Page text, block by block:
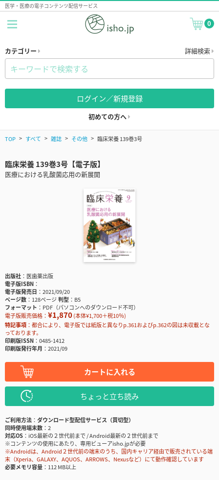
医学・医療の電子コンテンツ配信サービス
0
カテゴリー 詳細検索
ログイン／新規登録
初めての方へ
TOP すべて 雑誌 その他 臨床栄養 139巻3号
臨床栄養 139巻3号【電子版】
医療における乳酸菌応用の新展開
出版社
医歯薬出版
電子版ISBN
電子版発売日
2021/09/20
ページ数
128ページ判型
B5
フォーマット
PDF（パソコンへのダウンロード不可）
電子版販売価格： ¥1,870(本体¥1,700＋税10％)
特記事項
都合により、電子版では紙版と異なりp.361およびp.362の図は未収載とな
っております。
印刷版ISSN
0485-1412
印刷版発行年月
2021/09
カートに入れる
ちょっと立ち読み
ご利用方法
ダウンロード型配信サービス（買切型）
同時使用端末数
2
対応OS
iOS最新の２世代前まで / Android最新の２世代前まで
※コンテンツの使用にあたり、専用ビューアisho.jpが必要
※Androidは、Android２世代前の端末のうち、国内キャリア経由で販売されている端
末（Xperia、GALAXY、AQUOS、ARROWS、Nexusなど）にて動作確認しています
必要メモリ容量
112 MB以上